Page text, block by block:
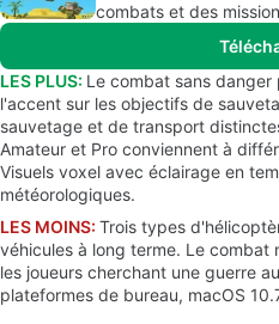
combats et des
LES PLUS: Le combat sans
l'accent sur les objectifs de
sauvetage et de transport
Amateur et Pro conviennent à
Visuels voxel avec éclairage en
météorologiques.
LES MOINS: Trois types
véhicules à long terme. Le combat
les joueurs cherchant une guerre
plateformes de bureau, macOS